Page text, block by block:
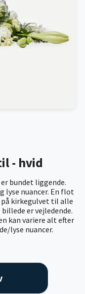
- hvid
bundet liggende.
lyse nuancer. En flot
på kirkegulvet til alle
er vejledende.
kan variere alt efter
lyse nuancer.